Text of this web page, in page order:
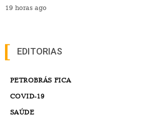
19 horas ago
EDITORIAS
PETROBRÁS FICA
COVID-19
SAÚDE